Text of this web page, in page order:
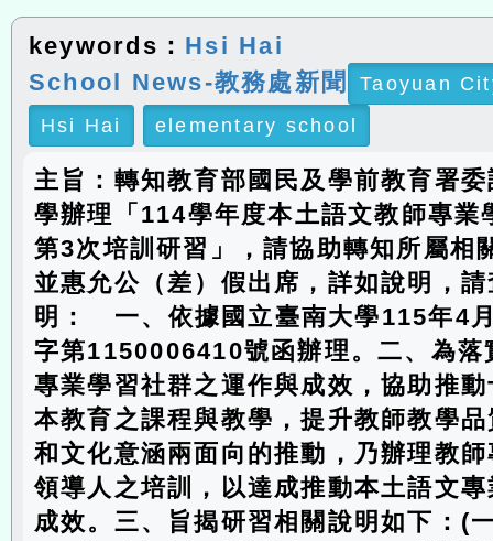
keywords： Hsi Hai
School News-教務處新聞
Taoyuan
Hsi Hai
elementary school
主旨：轉知教育部國民及學前教育署
學辦理「114學年度本土語文教師專業
第3次培訓研習」，請協助轉知所屬相
並惠允公（差）假出席，詳如說明，
明： 一、依據國立臺南大學115年4
字第1150006410號函辦理。二、為落
專業學習社群之運作與成效，協助推
本教育之課程與教學，提升教師教學
和文化意涵兩面向的推動，乃辦理教
領導人之培訓，以達成推動本土語文
成效。三、旨揭研習相關說明如下：(